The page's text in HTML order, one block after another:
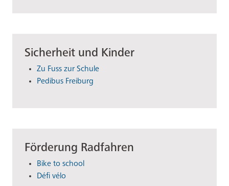
Sicherheit und Kinder
Zu Fuss zur Schule
Pedibus Freiburg
Förderung Radfahren
Bike to school
Défi vélo